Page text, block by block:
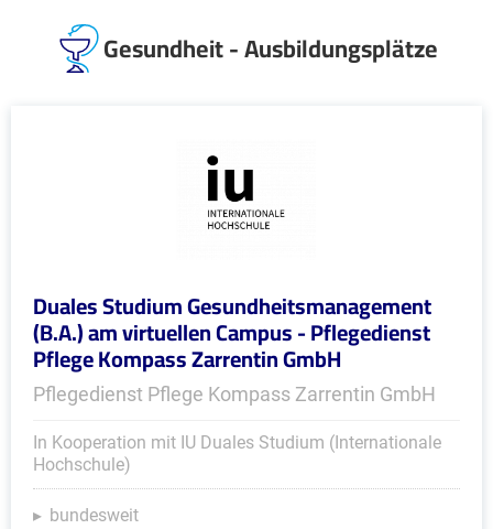
Gesundheit - Ausbildungsplätze
Duales Studium Gesundheitsmanagement
(B.A.) am virtuellen Campus - Pflegedienst
Pflege Kompass Zarrentin GmbH
Pflegedienst Pflege Kompass Zarrentin GmbH
In Kooperation mit IU Duales Studium (Internationale
Hochschule)
bundesweit